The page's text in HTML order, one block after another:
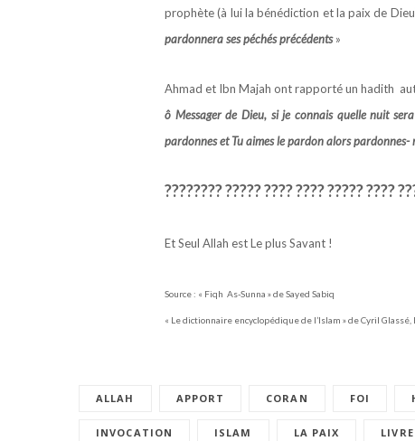
prophète (à lui la bénédiction et la paix de
pardonnera ses péchés précédents»
Ahmad et Ibn Majah ont rapporté un hadith
ô Messager de Dieu, si je connais quelle nuit
pardonnes et Tu aimes le pardon alors pardonnes-
???????? ????? ???? ???? ????? ????
Et Seul Allah est Le plus Savant !
Source : « Fiqh As-Sunna » de Sayed Sabiq
« Le dictionnaire encyclopédique de l’Islam » de Cyril Glassé,
ALLAH APPORT CORAN FOI
INVOCATION ISLAM LA PAIX LIVRE